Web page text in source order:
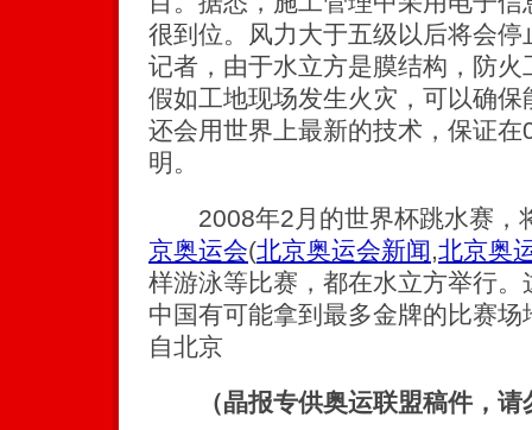
很到位。风力大于五级以后将会
记者，由于水立方是膜结构，防
假如工地现场发生火灾，可以确
还会用世界上最新的技术，保证
明。
2008年2月的世界杯跳水赛，
京奥运会(北京奥运会新闻,北京奥
样游泳等比赛，都在水立方举行
中国有可能拿到最多金牌的比赛
自北京
（晶报专供奥运联盟稿件，